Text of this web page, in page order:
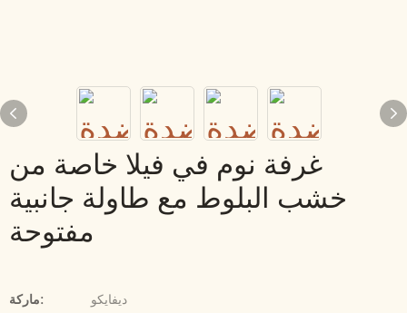
غرفة نوم في فيلا خاصة من
خشب البلوط مع طاولة جانبية
مفتوحة
ماركة:
ديفايكو